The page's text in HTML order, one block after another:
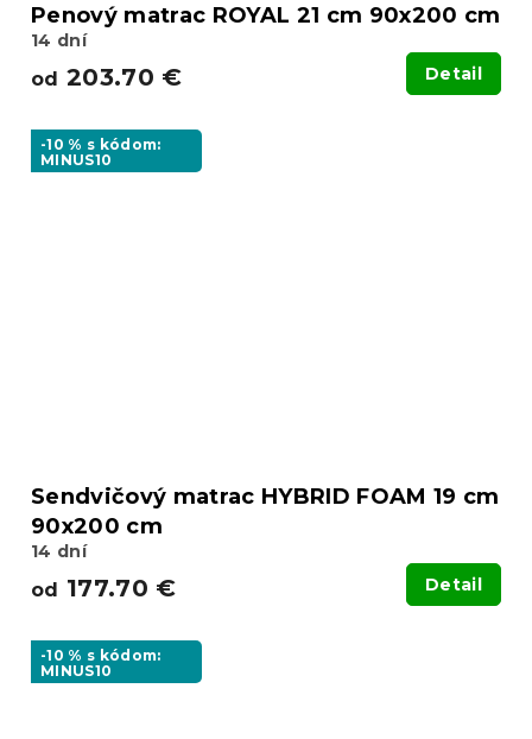
Penový matrac ROYAL 21 cm 90x200 cm
14 dní
od 203.70 € Detail
-10 % s kódom:
MINUS10
Sendvičový matrac HYBRID FOAM 19 cm
90x200 cm
14 dní
od 177.70 € Detail
-10 % s kódom:
MINUS10